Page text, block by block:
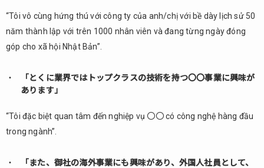
“Tôi vô cùng hứng thú với công ty của anh/chị với bề dày lịch sử 50
năm thành lập với trên 1000 nhân viên và đang từng ngày đóng
góp cho xã hội Nhật Bản”.
「とくに業界ではトップクラスの技術を持つ〇〇事業に興味が
あります」
“Tôi đặc biệt quan tâm đến nghiệp vụ 〇〇 có công nghệ hàng đầu
trong ngành”.
「また、御社の海外事業にも興味があり、外国人社員として、